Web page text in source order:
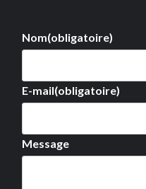
Nom(obligatoire)
E-mail(obligatoire)
Message